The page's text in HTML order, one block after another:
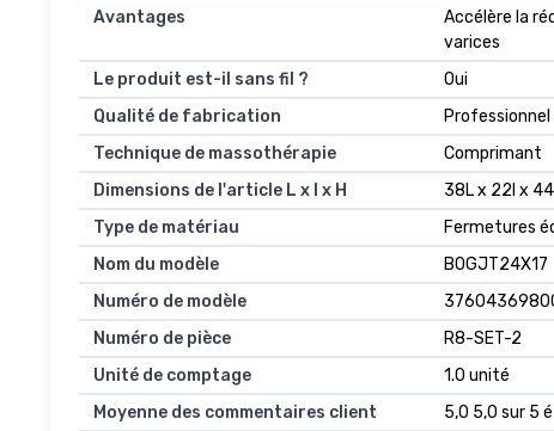
Avantages
Accélère la
varices
Le produit est-il sans fil ?
Oui
Qualité de fabrication
Professionnel
Technique de massothérapie
Comprimant
Dimensions de l'article L x l x H
38L x 22l x
Type de matériau
Fermetures
Nom du modèle
B0GJT24X17
Numéro de modèle
Numéro de pièce
R8-SET-2
Unité de comptage
1.0 unité
Moyenne des commentaires client
5,0 5,0 sur 5